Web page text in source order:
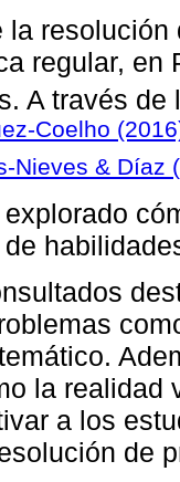
la
regular, en
A través
Coelho
Nieves & Díaz
explorado
la realidad
a los
de